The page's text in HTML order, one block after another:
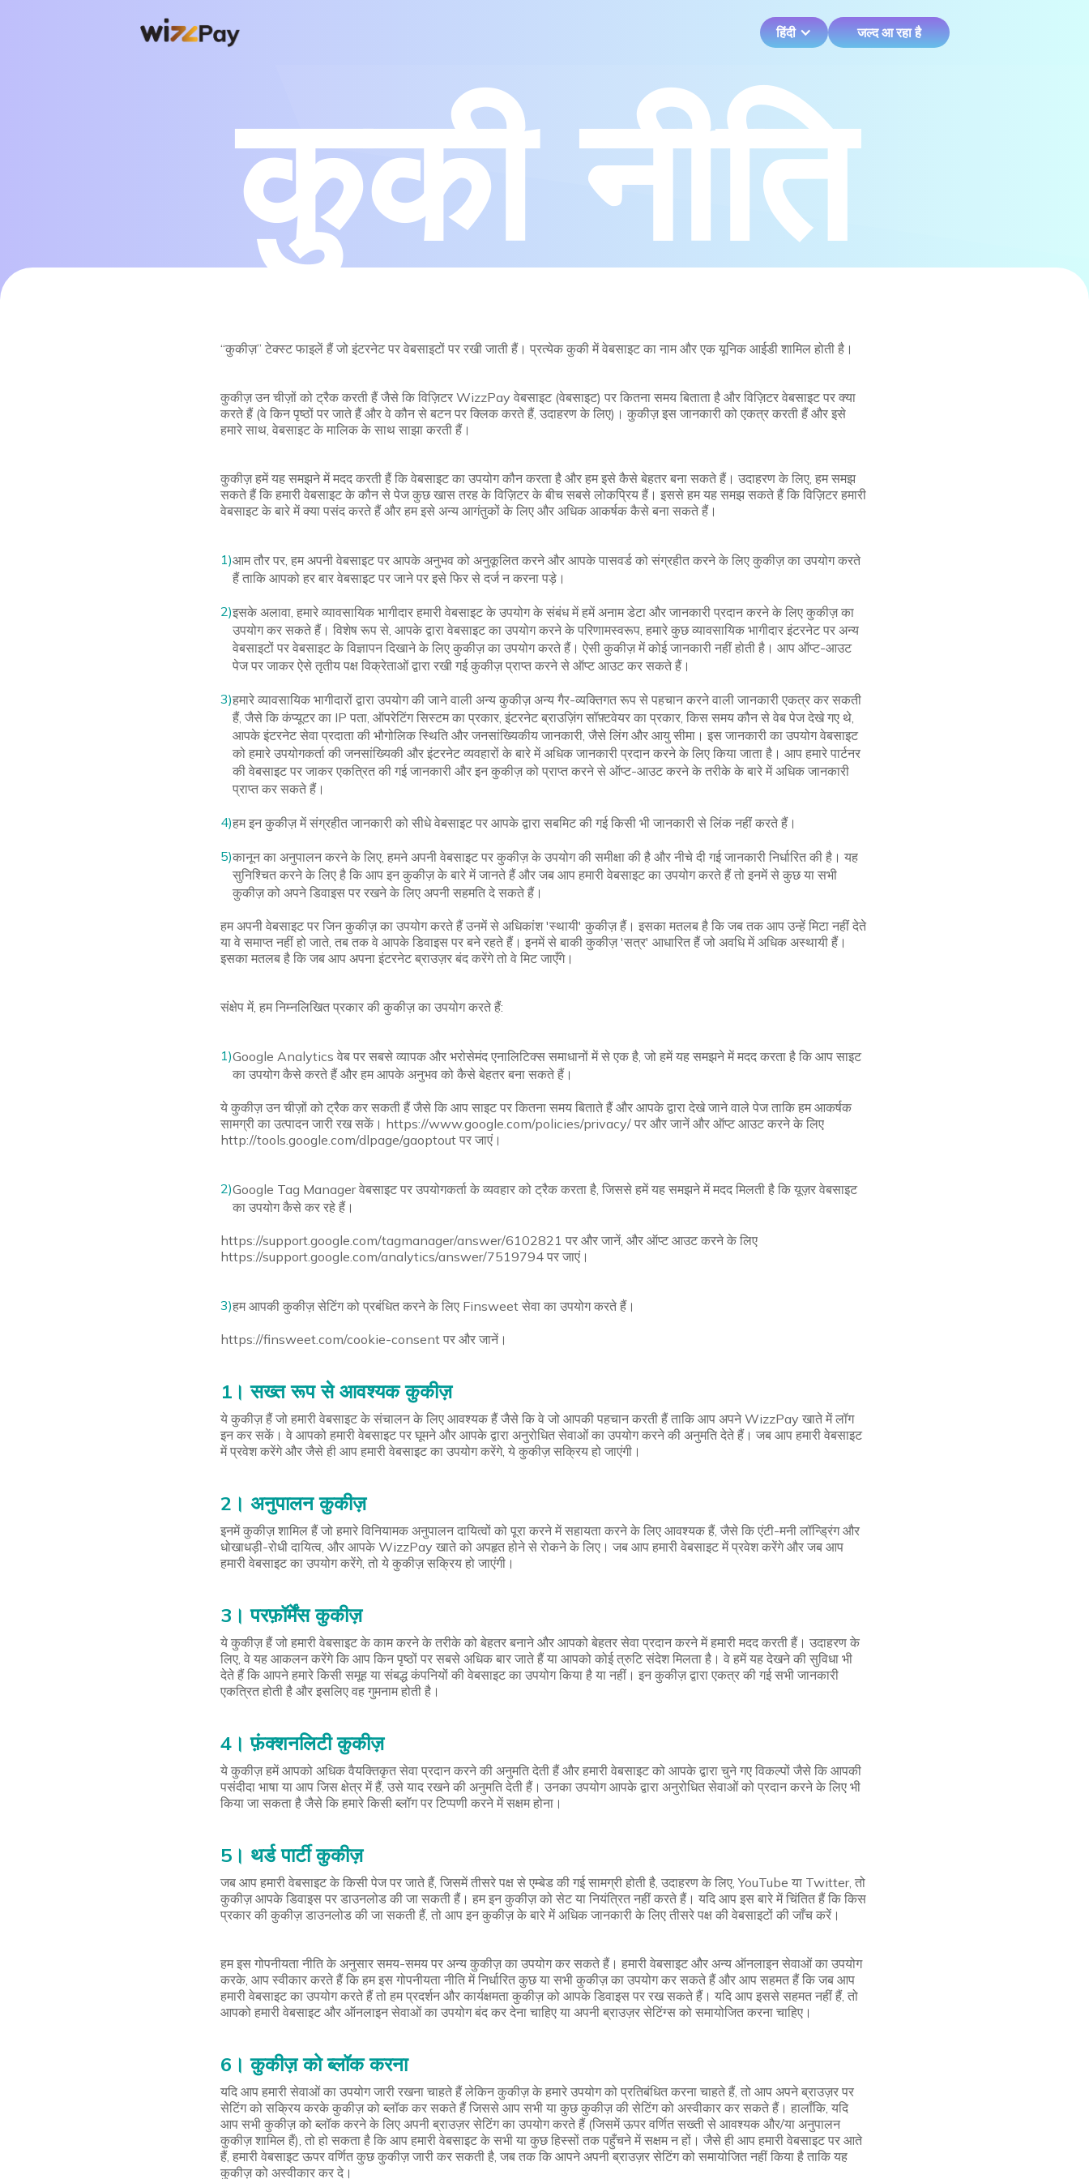
हिंदी जल्द आ रहा है
कुकी नीति
“कुकीज़” टेक्स्ट फाइलें हैं जो इंटरनेट पर वेबसाइटों पर रखी जाती हैं। प्रत्येक कुकी में वेबसाइट का नाम और एक यूनिक आईडी शामिल होती है।
कुकीज़ उन चीज़ों को ट्रैक करती हैं जैसे कि विज़िटर WizzPay वेबसाइट (वेबसाइट) पर कितना समय बिताता है और विज़िटर वेबसाइट पर क्या
करते हैं (वे किन पृष्ठों पर जाते हैं और वे कौन से बटन पर क्लिक करते हैं, उदाहरण के लिए)। कुकीज़ इस जानकारी को एकत्र करती हैं और इसे
हमारे साथ, वेबसाइट के मालिक के साथ साझा करती हैं।
कुकीज़ हमें यह समझने में मदद करती हैं कि वेबसाइट का उपयोग कौन करता है और हम इसे कैसे बेहतर बना सकते हैं। उदाहरण के लिए, हम समझ
सकते हैं कि हमारी वेबसाइट के कौन से पेज कुछ खास तरह के विज़िटर के बीच सबसे लोकप्रिय हैं। इससे हम यह समझ सकते हैं कि विज़िटर हमारी
वेबसाइट के बारे में क्या पसंद करते हैं और हम इसे अन्य आगंतुकों के लिए और अधिक आकर्षक कैसे बना सकते हैं।
1)आम तौर पर, हम अपनी वेबसाइट पर आपके अनुभव को अनुकूलित करने और आपके पासवर्ड को संग्रहीत करने के लिए कुकीज़ का उपयोग करते
हैं ताकि आपको हर बार वेबसाइट पर जाने पर इसे फिर से दर्ज न करना पड़े।
2)इसके अलावा, हमारे व्यावसायिक भागीदार हमारी वेबसाइट के उपयोग के संबंध में हमें अनाम डेटा और जानकारी प्रदान करने के लिए कुकीज़ का
उपयोग कर सकते हैं। विशेष रूप से, आपके द्वारा वेबसाइट का उपयोग करने के परिणामस्वरूप, हमारे कुछ व्यावसायिक भागीदार इंटरनेट पर अन्य
वेबसाइटों पर वेबसाइट के विज्ञापन दिखाने के लिए कुकीज़ का उपयोग करते हैं। ऐसी कुकीज़ में कोई जानकारी नहीं होती है। आप ऑप्ट-आउट
पेज पर जाकर ऐसे तृतीय पक्ष विक्रेताओं द्वारा रखी गई कुकीज़ प्राप्त करने से ऑप्ट आउट कर सकते हैं।
3)हमारे व्यावसायिक भागीदारों द्वारा उपयोग की जाने वाली अन्य कुकीज़ अन्य गैर-व्यक्तिगत रूप से पहचान करने वाली जानकारी एकत्र कर सकती
हैं, जैसे कि कंप्यूटर का IP पता, ऑपरेटिंग सिस्टम का प्रकार, इंटरनेट ब्राउज़िंग सॉफ़्टवेयर का प्रकार, किस समय कौन से वेब पेज देखे गए थे,
आपके इंटरनेट सेवा प्रदाता की भौगोलिक स्थिति और जनसांख्यिकीय जानकारी, जैसे लिंग और आयु सीमा। इस जानकारी का उपयोग वेबसाइट
को हमारे उपयोगकर्ता की जनसांख्यिकी और इंटरनेट व्यवहारों के बारे में अधिक जानकारी प्रदान करने के लिए किया जाता है। आप हमारे पार्टनर
की वेबसाइट पर जाकर एकत्रित की गई जानकारी और इन कुकीज़ को प्राप्त करने से ऑप्ट-आउट करने के तरीके के बारे में अधिक जानकारी
प्राप्त कर सकते हैं।
4)हम इन कुकीज़ में संग्रहीत जानकारी को सीधे वेबसाइट पर आपके द्वारा सबमिट की गई किसी भी जानकारी से लिंक नहीं करते हैं।
5)कानून का अनुपालन करने के लिए, हमने अपनी वेबसाइट पर कुकीज़ के उपयोग की समीक्षा की है और नीचे दी गई जानकारी निर्धारित की है। यह
सुनिश्चित करने के लिए है कि आप इन कुकीज़ के बारे में जानते हैं और जब आप हमारी वेबसाइट का उपयोग करते हैं तो इनमें से कुछ या सभी
कुकीज़ को अपने डिवाइस पर रखने के लिए अपनी सहमति दे सकते हैं।
हम अपनी वेबसाइट पर जिन कुकीज़ का उपयोग करते हैं उनमें से अधिकांश 'स्थायी' कुकीज़ हैं। इसका मतलब है कि जब तक आप उन्हें मिटा नहीं देते
या वे समाप्त नहीं हो जाते, तब तक वे आपके डिवाइस पर बने रहते हैं। इनमें से बाकी कुकीज़ 'सत्र' आधारित हैं जो अवधि में अधिक अस्थायी हैं।
इसका मतलब है कि जब आप अपना इंटरनेट ब्राउज़र बंद करेंगे तो वे मिट जाएँगे।
संक्षेप में, हम निम्नलिखित प्रकार की कुकीज़ का उपयोग करते हैं:
1)Google Analytics वेब पर सबसे व्यापक और भरोसेमंद एनालिटिक्स समाधानों में से एक है, जो हमें यह समझने में मदद करता है कि आप साइट
का उपयोग कैसे करते हैं और हम आपके अनुभव को कैसे बेहतर बना सकते हैं।
ये कुकीज़ उन चीज़ों को ट्रैक कर सकती हैं जैसे कि आप साइट पर कितना समय बिताते हैं और आपके द्वारा देखे जाने वाले पेज ताकि हम आकर्षक
सामग्री का उत्पादन जारी रख सकें। https://www.google.com/policies/privacy/ पर और जानें और ऑप्ट आउट करने के लिए
http://tools.google.com/dlpage/gaoptout पर जाएं।
2)Google Tag Manager वेबसाइट पर उपयोगकर्ता के व्यवहार को ट्रैक करता है, जिससे हमें यह समझने में मदद मिलती है कि यूज़र वेबसाइट
का उपयोग कैसे कर रहे हैं।
https://support.google.com/tagmanager/answer/6102821 पर और जानें, और ऑप्ट आउट करने के लिए
https://support.google.com/analytics/answer/7519794 पर जाएं।
3)हम आपकी कुकीज़ सेटिंग को प्रबंधित करने के लिए Finsweet सेवा का उपयोग करते हैं।
https://finsweet.com/cookie-consent पर और जानें।
1। सख्त रूप से आवश्यक कुकीज़
ये कुकीज़ हैं जो हमारी वेबसाइट के संचालन के लिए आवश्यक हैं जैसे कि वे जो आपकी पहचान करती हैं ताकि आप अपने WizzPay खाते में लॉग
इन कर सकें। वे आपको हमारी वेबसाइट पर घूमने और आपके द्वारा अनुरोधित सेवाओं का उपयोग करने की अनुमति देते हैं। जब आप हमारी वेबसाइट
में प्रवेश करेंगे और जैसे ही आप हमारी वेबसाइट का उपयोग करेंगे, ये कुकीज़ सक्रिय हो जाएंगी।
2। अनुपालन कुकीज़
इनमें कुकीज़ शामिल हैं जो हमारे विनियामक अनुपालन दायित्वों को पूरा करने में सहायता करने के लिए आवश्यक हैं, जैसे कि एंटी-मनी लॉन्ड्रिंग और
धोखाधड़ी-रोधी दायित्व, और आपके WizzPay खाते को अपहृत होने से रोकने के लिए। जब आप हमारी वेबसाइट में प्रवेश करेंगे और जब आप
हमारी वेबसाइट का उपयोग करेंगे, तो ये कुकीज़ सक्रिय हो जाएंगी।
3। परफ़ॉर्मेंस कुकीज़
ये कुकीज़ हैं जो हमारी वेबसाइट के काम करने के तरीके को बेहतर बनाने और आपको बेहतर सेवा प्रदान करने में हमारी मदद करती हैं। उदाहरण के
लिए, वे यह आकलन करेंगे कि आप किन पृष्ठों पर सबसे अधिक बार जाते हैं या आपको कोई त्रुटि संदेश मिलता है। वे हमें यह देखने की सुविधा भी
देते हैं कि आपने हमारे किसी समूह या संबद्ध कंपनियों की वेबसाइट का उपयोग किया है या नहीं। इन कुकीज़ द्वारा एकत्र की गई सभी जानकारी
एकत्रित होती है और इसलिए वह गुमनाम होती है।
4। फ़ंक्शनलिटी कुकीज़
ये कुकीज़ हमें आपको अधिक वैयक्तिकृत सेवा प्रदान करने की अनुमति देती हैं और हमारी वेबसाइट को आपके द्वारा चुने गए विकल्पों जैसे कि आपकी
पसंदीदा भाषा या आप जिस क्षेत्र में हैं, उसे याद रखने की अनुमति देती हैं। उनका उपयोग आपके द्वारा अनुरोधित सेवाओं को प्रदान करने के लिए भी
किया जा सकता है जैसे कि हमारे किसी ब्लॉग पर टिप्पणी करने में सक्षम होना।
5। थर्ड पार्टी कुकीज़
जब आप हमारी वेबसाइट के किसी पेज पर जाते हैं, जिसमें तीसरे पक्ष से एम्बेड की गई सामग्री होती है, उदाहरण के लिए, YouTube या Twitter, तो
कुकीज़ आपके डिवाइस पर डाउनलोड की जा सकती हैं। हम इन कुकीज़ को सेट या नियंत्रित नहीं करते हैं। यदि आप इस बारे में चिंतित हैं कि किस
प्रकार की कुकीज़ डाउनलोड की जा सकती हैं, तो आप इन कुकीज़ के बारे में अधिक जानकारी के लिए तीसरे पक्ष की वेबसाइटों की जाँच करें।
हम इस गोपनीयता नीति के अनुसार समय-समय पर अन्य कुकीज़ का उपयोग कर सकते हैं। हमारी वेबसाइट और अन्य ऑनलाइन सेवाओं का उपयोग
करके, आप स्वीकार करते हैं कि हम इस गोपनीयता नीति में निर्धारित कुछ या सभी कुकीज़ का उपयोग कर सकते हैं और आप सहमत हैं कि जब आप
हमारी वेबसाइट का उपयोग करते हैं तो हम प्रदर्शन और कार्यक्षमता कुकीज़ को आपके डिवाइस पर रख सकते हैं। यदि आप इससे सहमत नहीं हैं, तो
आपको हमारी वेबसाइट और ऑनलाइन सेवाओं का उपयोग बंद कर देना चाहिए या अपनी ब्राउज़र सेटिंग्स को समायोजित करना चाहिए।
6। कुकीज़ को ब्लॉक करना
यदि आप हमारी सेवाओं का उपयोग जारी रखना चाहते हैं लेकिन कुकीज़ के हमारे उपयोग को प्रतिबंधित करना चाहते हैं, तो आप अपने ब्राउज़र पर
सेटिंग को सक्रिय करके कुकीज़ को ब्लॉक कर सकते हैं जिससे आप सभी या कुछ कुकीज़ की सेटिंग को अस्वीकार कर सकते हैं। हालाँकि, यदि
आप सभी कुकीज़ को ब्लॉक करने के लिए अपनी ब्राउज़र सेटिंग का उपयोग करते हैं (जिसमें ऊपर वर्णित सख्ती से आवश्यक और/या अनुपालन
कुकीज़ शामिल हैं), तो हो सकता है कि आप हमारी वेबसाइट के सभी या कुछ हिस्सों तक पहुँचने में सक्षम न हों। जैसे ही आप हमारी वेबसाइट पर आते
हैं, हमारी वेबसाइट ऊपर वर्णित कुछ कुकीज़ जारी कर सकती है, जब तक कि आपने अपनी ब्राउज़र सेटिंग को समायोजित नहीं किया है ताकि यह
कुकीज़ को अस्वीकार कर दे।